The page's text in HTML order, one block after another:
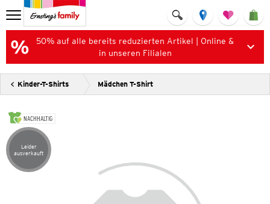
50% auf alle bereits reduzierten Artikel | Online &
in unseren Filialen
Kinder-T-Shirts Mädchen T-Shirt
NACHHALTIG
Artikel leider ausverkauft
Leider
ausverkauft